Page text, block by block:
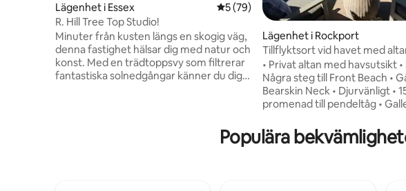
Lägenhet i Essex 5 av 5 i genomsnittligt betyg, 79
5 (79)
R. Hill Tree Top Studio!
Minuter från kusten längs en skogig väg,
denna fastighet hälsar dig med natur och
konst. Med en trädtoppsvy som filtrerar
fantastiska solnedgångar känner du dig
natur. Den närliggande studion är ett
Lägenhet i Rockport
Tillflyktsort vid havet med
parkering
• Privat altan med havsutsikt •
Några steg till Front Beach •
Bearskin Neck • Djurvänligt •
promenad till pendeltåg •
renoverad, ljusfylld lägenhet
våningen vid vattnet i
Populära